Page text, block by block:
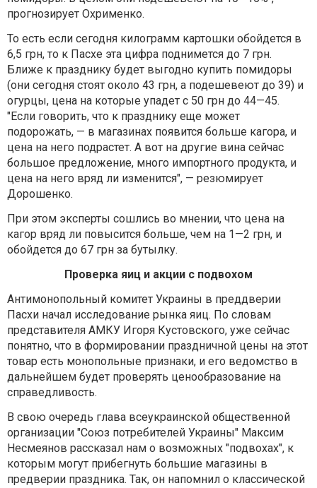
прогнозирует Охрименко.
То есть если сегодня килограмм картошки обойдется в
6,5 грн, то к Пасхе эта цифра поднимется до 7 грн.
Ближе к празднику будет выгодно купить помидоры
(они сегодня стоят около 43 грн, а подешевеют до 39) и
огурцы, цена на которые упадет с 50 грн до 44—45.
"Если говорить, что к празднику еще может
подорожать, — в магазинах появится больше кагора, и
цена на него подрастет. А вот на другие вина сейчас
большое предложение, много импортного продукта, и
цена на него вряд ли изменится", — резюмирует
Дорошенко.
При этом эксперты сошлись во мнении, что цена на
кагор вряд ли повысится больше, чем на 1—2 грн, и
обойдется до 67 грн за бутылку.
Проверка яиц и акции с подвохом
Антимонопольный комитет Украины в преддверии
Пасхи начал исследование рынка яиц. По словам
представителя АМКУ Игоря Кустовского, уже сейчас
понятно, что в формировании праздничной цены на этот
товар есть монопольные признаки, и его ведомство в
дальнейшем будет проверять ценообразование на
справедливость.
В свою очередь глава всеукраинской общественной
организации "Союз потребителей Украины" Максим
Несмеянов рассказал нам о возможных "подвохах", к
которым могут прибегнуть большие магазины в
предверии праздника. Так, он напомнил о классической